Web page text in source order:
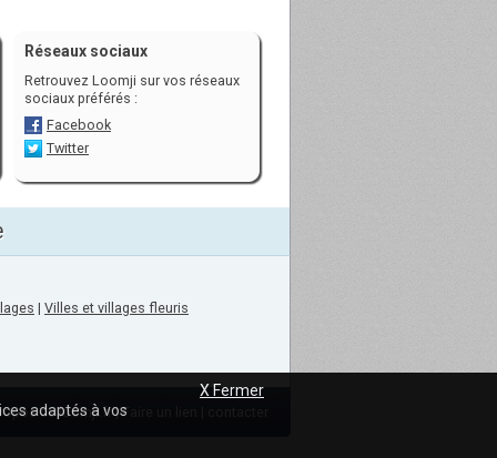
Réseaux sociaux
Retrouvez Loomji sur vos réseaux
sociaux préférés :
Facebook
Twitter
| Villes et villages fleuris
de loomji.fr|Faire un lien
X Fermer
adaptés à vos